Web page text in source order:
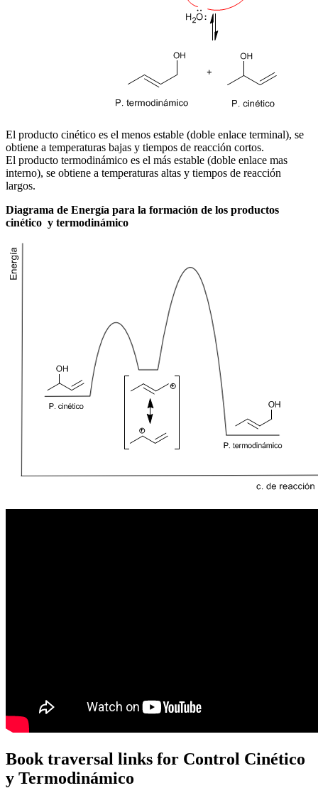
El producto cinético es el menos estable (doble enlace terminal), se
obtiene a temperaturas bajas y tiempos de reacción cortos.
El producto termodinámico es el más estable (doble enlace mas
interno), se obtiene a temperaturas altas y tiempos de reacción
largos.
Diagrama de Energía para la formación de los productos
cinético y termodinámico
Book traversal links for Control Cinético
y Termodinámico